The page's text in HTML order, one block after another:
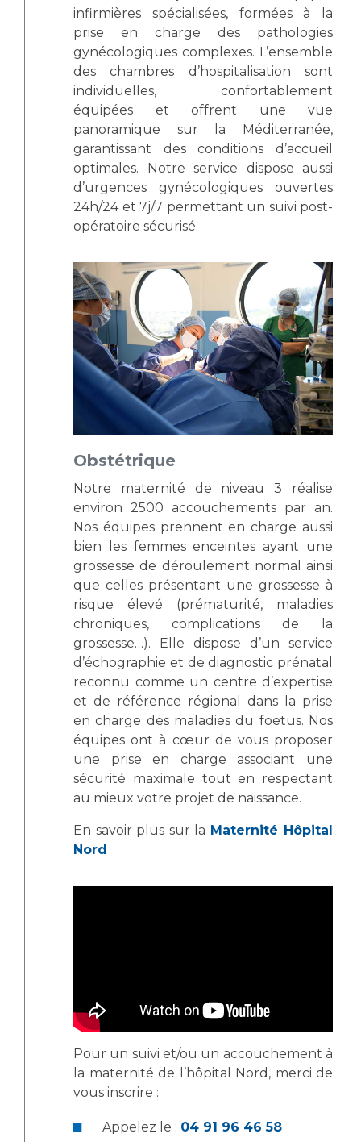
infirmières spécialisées, formées à la
prise en charge des pathologies
gynécologiques complexes. L’ensemble
des chambres d’hospitalisation sont
individuelles, confortablement
équipées et offrent une vue
panoramique sur la Méditerranée,
garantissant des conditions d’accueil
optimales. Notre service dispose aussi
d’urgences gynécologiques ouvertes
24h/24 et 7j/7 permettant un suivi post-
opératoire sécurisé.
Obstétrique
Notre maternité de niveau 3 réalise
environ 2500 accouchements par an.
Nos équipes prennent en charge aussi
bien les femmes enceintes ayant une
grossesse de déroulement normal ainsi
que celles présentant une grossesse à
risque élevé (prématurité, maladies
chroniques, complications de la
grossesse…). Elle dispose d’un service
d’échographie et de diagnostic prénatal
reconnu comme un centre d’expertise
et de référence régional dans la prise
en charge des maladies du foetus. Nos
équipes ont à cœur de vous proposer
une prise en charge associant une
sécurité maximale tout en respectant
au mieux votre projet de naissance.
En savoir plus sur la Maternité Hôpital
Nord
Pour un suivi et/ou un accouchement à
la maternité de l’hôpital Nord, merci de
vous inscrire :
Appelez le : 04 91 96 46 58